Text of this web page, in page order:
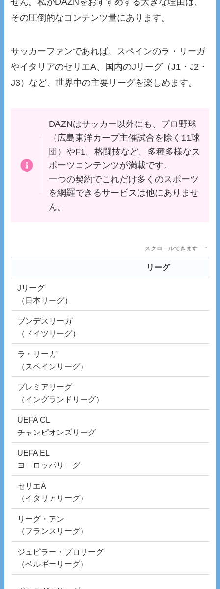
せん。私がDAZNをおすすめする大きな理由は、
その圧倒的なコンテンツ量にあります。
サッカーファンであれば、スペインのラ・リーガ
やイタリアのセリエA、国内のJリーグ（J1・J2・
J3）など、世界中の主要リーグを楽しめます。
DAZNはサッカー以外にも、プロ野球
（広島東洋カープ主催試合を除く11球
団）やF1、格闘技など、多種多様なス
ポーツコンテンツが満載です。
一つの契約でこれだけ多くのスポーツ
を網羅できるサービスは他にありませ
ん。
スクロールできます
リーグ
Jリーグ
（日本リーグ）
ブンデスリーガ
（ドイツリーグ）
ラ・リーガ
（スペインリーグ）
プレミアリーグ
（イングランドリーグ）
UEFA CL
チャンピオンズリーグ
UEFA EL
ヨーロッパリーグ
セリエA
（イタリアリーグ）
リーグ・アン
（フランスリーグ）
ジュピラー・プロリーグ
（ベルギーリーグ）